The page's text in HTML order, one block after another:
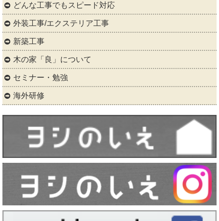
どんな工事でもスピード対応
外装工事/エクステリア工事
新築工事
木の家「良」について
セミナー・勉強
海外研修